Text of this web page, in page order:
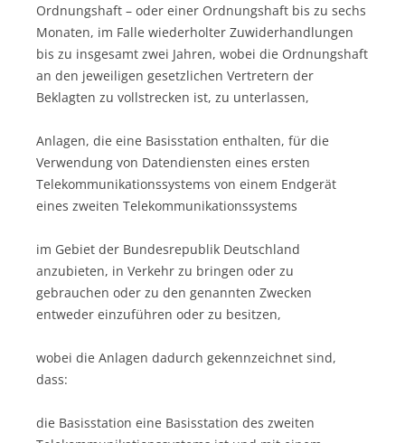
Ordnungshaft – oder einer Ordnungshaft bis zu sechs
Monaten, im Falle wiederholter Zuwiderhandlungen
bis zu insgesamt zwei Jahren, wobei die Ordnungshaft
an den jeweiligen gesetzlichen Vertretern der
Beklagten zu vollstrecken ist, zu unterlassen,
Anlagen, die eine Basisstation enthalten, für die
Verwendung von Datendiensten eines ersten
Telekommunikationssystems von einem Endgerät
eines zweiten Telekommunikationssystems
im Gebiet der Bundesrepublik Deutschland
anzubieten, in Verkehr zu bringen oder zu
gebrauchen oder zu den genannten Zwecken
entweder einzuführen oder zu besitzen,
wobei die Anlagen dadurch gekennzeichnet sind,
dass:
die Basisstation eine Basisstation des zweiten